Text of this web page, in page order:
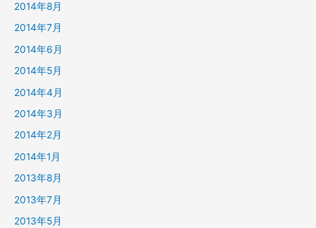
2014年8月
2014年7月
2014年6月
2014年5月
2014年4月
2014年3月
2014年2月
2014年1月
2013年8月
2013年7月
2013年5月